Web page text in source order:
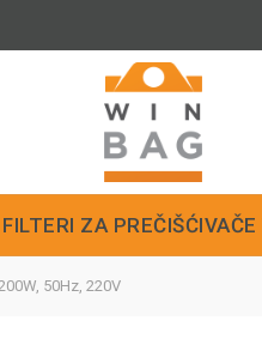
FILTERI ZA
50Hz, 220V